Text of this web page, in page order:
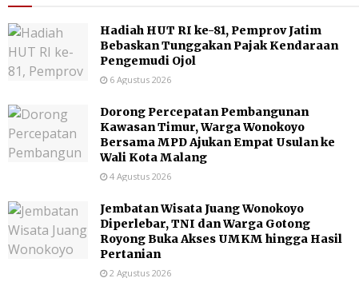
Hadiah HUT RI ke-81, Pemprov Jatim
Bebaskan Tunggakan Pajak Kendaraan
Pengemudi Ojol
6 Agustus 2026
Dorong Percepatan Pembangunan
Kawasan Timur, Warga Wonokoyo
Bersama MPD Ajukan Empat Usulan ke
Wali Kota Malang
4 Agustus 2026
Jembatan Wisata Juang Wonokoyo
Diperlebar, TNI dan Warga Gotong
Royong Buka Akses UMKM hingga Hasil
Pertanian
2 Agustus 2026